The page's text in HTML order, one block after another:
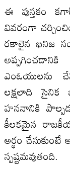
ఈ పుస్తకం
వివరంగా
రకాలైన ఖనిజ
ఎంఓయులను
లక్షలాది
హననానికి
కీలకమైన
అర్థం
స్పష్టమవుతంది.